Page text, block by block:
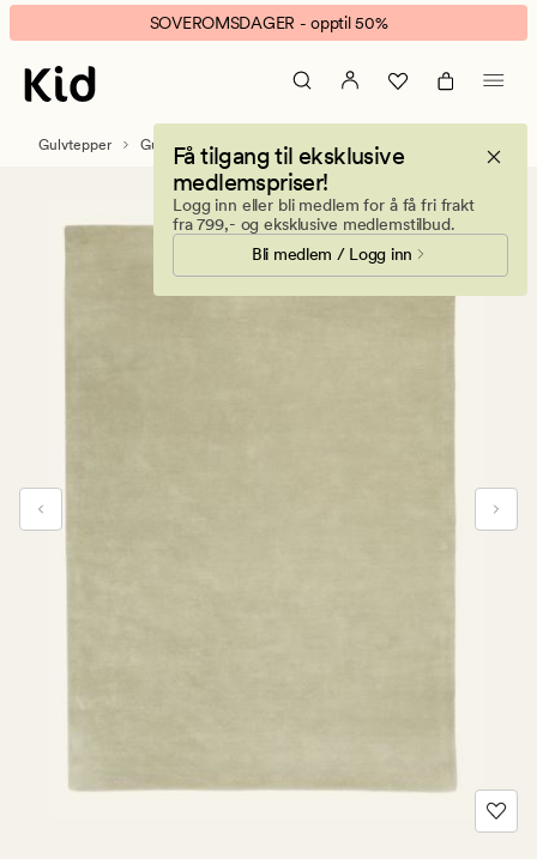
Sana
gulvteppe
lindegrønn
banner.
Klikk
ESCAPE
SOVEROMSDAGER - opptil 50%
Få tilgang til eksklusive
medlemspriser!
Logg inn eller bli medlem for å få fri frakt
fra 799,- og eksklusive medlemstilbud.
Bli medlem / Logg inn
Gulvtepper Gulvtepper i ull